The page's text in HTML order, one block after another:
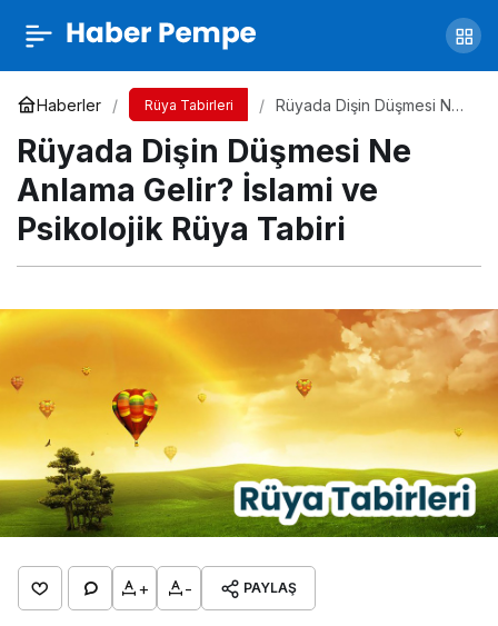
Haberler Rüya Tabirleri
Rüyada Dişin Düşmesi Ne
Psikolojik Rüya Tabiri
Rüyada Dişin Düşmesi Ne
Anlama Gelir? İslami ve
Psikolojik Rüya Tabiri
+ - PAYLAŞ
Rüyada Şarkı Söylemek Ne Anlama Gelir?
İslami ve Psikolojik Rüya Tabiri
Paylaş